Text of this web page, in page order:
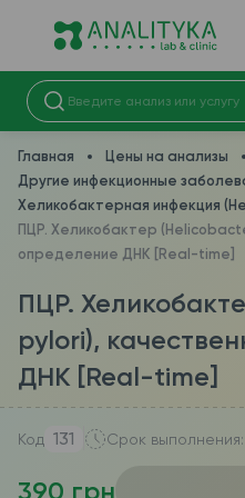
Главная
Цены на анализы
Другие инфекционные
Хеликобактерная инфекция
ПЦР. Хеликобактер
определение ДНК [Real-time]
ПЦР.
pylori),
ДНК [Real-time]
Код 131 Срок выполнения:
390 грн